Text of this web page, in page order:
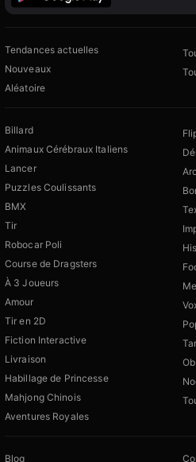
Tendances actuelles
Nouveaux
Aléatoire
Billard
Animaux Cérébraux Italiens
Lancer
Puzzles Coulissants
BMX
Tir
Robocar Poli
Course de Dragsters
À 3 Joueurs
Amour
Tir en 2D
Fiction Interactive
Livraison
Habillage de Princesse
Mahjong Chinois
Aventures Royales
Blog